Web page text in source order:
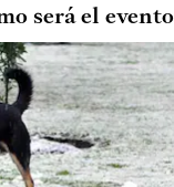
será el evento